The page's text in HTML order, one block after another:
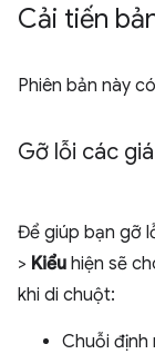
Cải tiến
Phiên bản này
Gỡ lỗi các
Để giúp bạn gỡ
> Kiểu hiện sẽ
khi di chuột:
Chuỗi định